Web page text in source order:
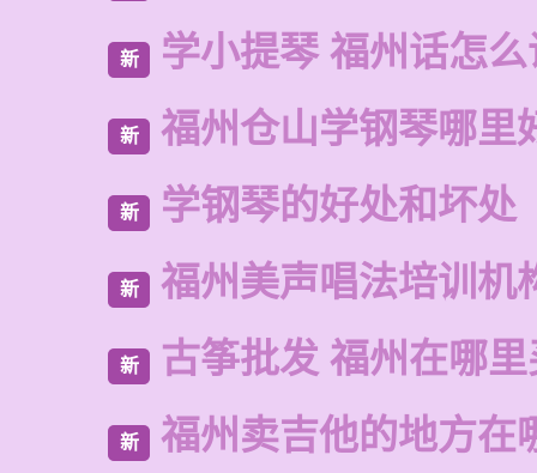
新 学小提琴 福州话怎
新 福州仓山学钢琴哪里
新 学钢琴的好处和坏处
新 福州美声唱法培训机
新 古筝批发 福州在哪
新 福州卖吉他的地方在